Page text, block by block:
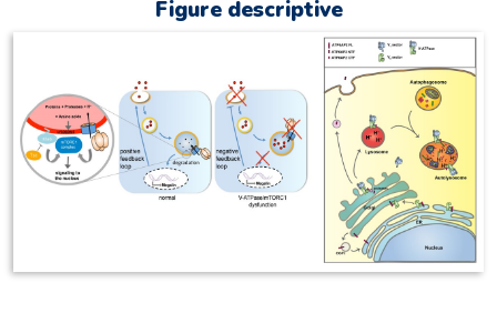
Figure descriptive